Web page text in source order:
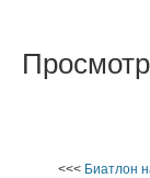
<<< Биатлон